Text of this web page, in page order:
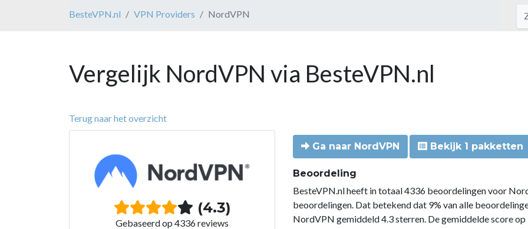
BesteVPN.nl VPN Providers NordVPN
Vergelijk NordVPN via BesteVPN.nl
Terug naar het overzicht
(4.3)
Gebaseerd op 4336 reviews
Ga naar NordVPN Bekijk 1 pakketten
Beoordeling
BesteVPN.nl heeft in totaal 4336 beoordelingen voor
beoordelingen. Dat betekend dat 9% van alle
NordVPN gemiddeld 4.3 sterren. De gemiddelde score op